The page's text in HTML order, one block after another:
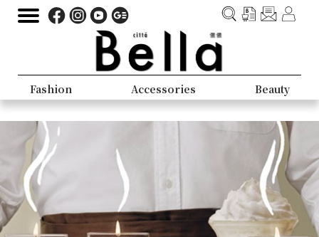
Fashion Accessories Beauty